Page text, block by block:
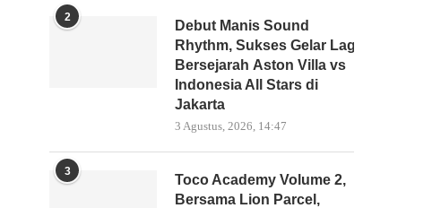
2
Debut Manis Sound
Rhythm, Sukses Gelar Laga
Bersejarah Aston Villa vs
Indonesia All Stars di
Jakarta
3 Agustus, 2026, 14:47
3
Toco Academy Volume 2,
Bersama Lion Parcel,